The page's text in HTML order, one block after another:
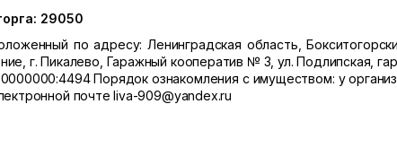
29050
по адресу: Ленинградская область,
г. Пикалево, Гаражный кооператив № 3, ул. Подлипская,
Порядок ознакомления с имуществом: у
почте liva-909@yandex.ru